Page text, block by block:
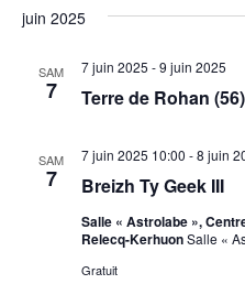
juin 2025
SAM
7 Terre de Rohan (56)
7 juin 2025 -9 juin 2025
SAM
7 Breizh Ty Geek III
7 juin 2025 10:00 -8 juin
Salle « Astrolabe »,
Relecq-KerhuonSalle «
Gratuit